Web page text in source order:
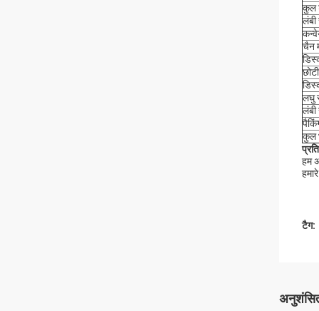
कुल
लंबी
चैन
लघु
लंबी
कुल
हम
टैग: